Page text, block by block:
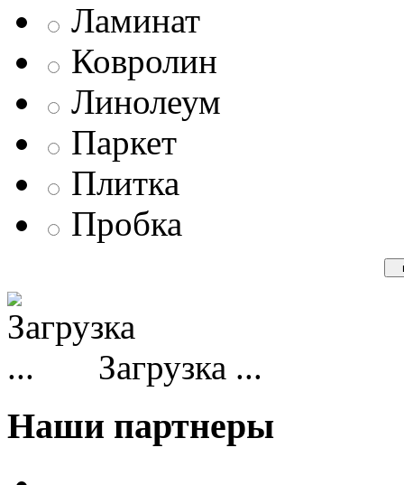
Ламинат
Ковролин
Линолеум
Паркет
Плитка
Пробка
Загрузка ...
Наши партнеры